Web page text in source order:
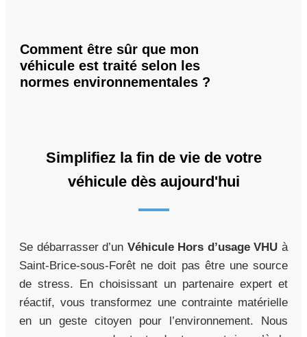
Comment être sûr que mon
véhicule est traité selon les
normes environnementales ?
Simplifiez la fin de vie de votre
véhicule dès aujourd'hui
Se débarrasser d’un Véhicule Hors d’usage VHU à
Saint-Brice-sous-Forêt ne doit pas être une source
de stress. En choisissant un partenaire expert et
réactif, vous transformez une contrainte matérielle
en un geste citoyen pour l’environnement. Nous